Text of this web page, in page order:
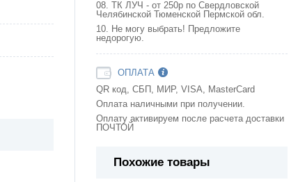
08. ТК ЛУЧ - от 250р по Свердловской
Челябинской Тюменской Пермской обл.
10. Не могу выбрать! Предложите
недорогую.
ОПЛАТА
QR код, СБП, МИР, VISA, MasterCard
Оплата наличными при получении.
Оплату активируем после расчета доставки
ПОЧТОЙ
Похожие товары